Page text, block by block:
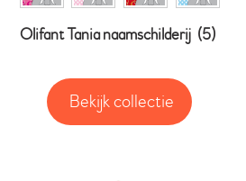
Olifant Tania naamschilderij (5)
Bekijk collectie